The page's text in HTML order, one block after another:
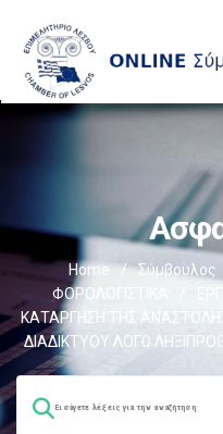
Home / Σύμβουλος
ΦΟΡΟΛΟΓΙΣΤΙΚΑ
ΚΑΤΑΡΓΗΣΗ ΤΗΣ
ΔΙΑΔΙΚΤΥΟΥ ΛΟΓΩ